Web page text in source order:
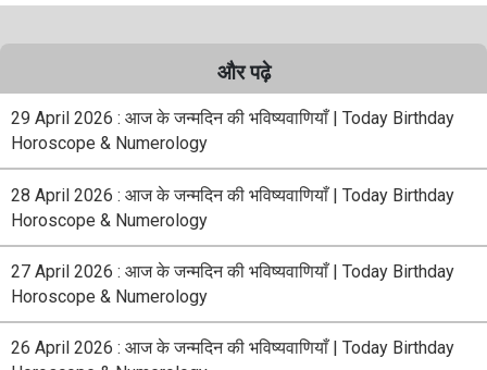
और पढ़े
29 April 2026 : आज के जन्मदिन की भविष्यवाणियाँ | Today Birthday
Horoscope & Numerology
28 April 2026 : आज के जन्मदिन की भविष्यवाणियाँ | Today Birthday
Horoscope & Numerology
27 April 2026 : आज के जन्मदिन की भविष्यवाणियाँ | Today Birthday
Horoscope & Numerology
26 April 2026 : आज के जन्मदिन की भविष्यवाणियाँ | Today Birthday